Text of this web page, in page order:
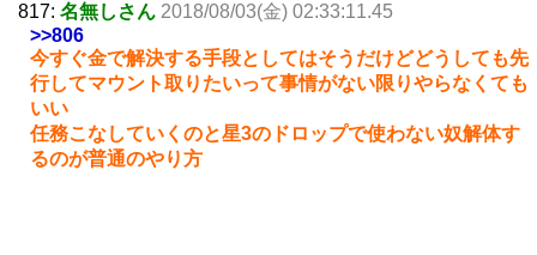
817: 名無しさん 2018/08/03(金) 02:33:11.45
>>806
今すぐ金で解決する手段としてはそうだけどどうしても先
行してマウント取りたいって事情がない限りやらなくても
いい
任務こなしていくのと星3のドロップで使わない奴解体す
るのが普通のやり方